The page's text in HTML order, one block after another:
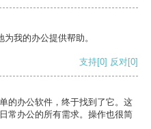
我的办公提供帮助。
支持[0] 反对[0]
的办公软件，终于找到了它。这
常办公的所有需求。操作也很简